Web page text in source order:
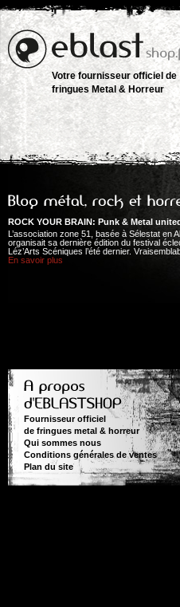
Votre fournisseur officiel de
fringues Metal & Horreur
ROCK YOUR BRAIN: Punk & Metal
L’association zone 51, basée à Sélestat en
organisait sa dernière édition du festival
Léz’Arts Scéniques l’été dernier.
En savoir plus
Fournisseur officiel
de fringues metal & horreur
Qui sommes nous
Conditions générales de ventes
Plan du site